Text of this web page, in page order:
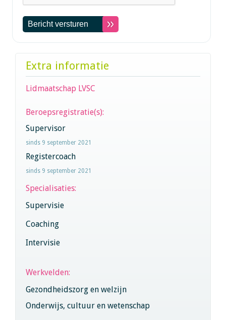
Extra informatie
Lidmaatschap LVSC
Beroepsregistratie(s):
Supervisor
sinds 9 september 2021
Registercoach
sinds 9 september 2021
Specialisaties:
Supervisie
Coaching
Intervisie
Werkvelden:
Gezondheidszorg en welzijn
Onderwijs, cultuur en wetenschap